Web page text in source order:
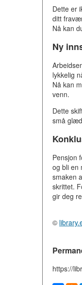
Dette er
ditt
Nå kan
Ny
lykkelig
Nå kan
venn.
Dette
små
Pensjon
og bli en
smaken
skrittet.
gir deg
©
https://